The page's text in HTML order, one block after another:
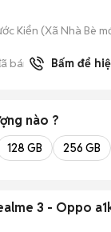
Kiển (Xã Nhà Bè
bán Bấm để
nào ?
128 GB 256 GB
3 - Oppo